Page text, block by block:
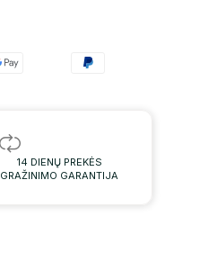
14 DIENŲ PREKĖS
GRAŽINIMO GARANTIJA